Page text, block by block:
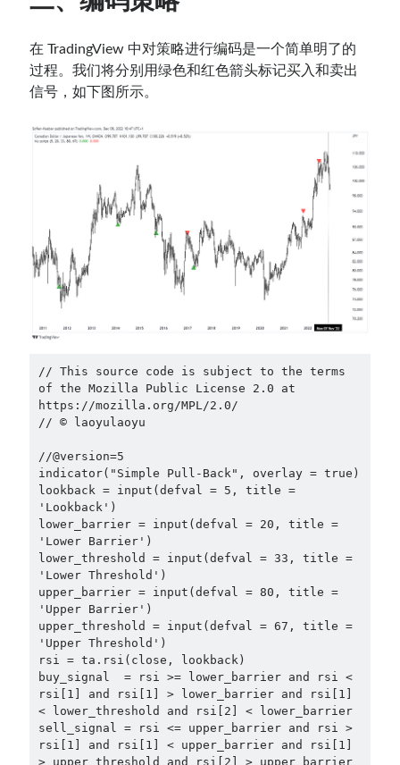
在 TradingView 中对策略进行编码是一个简单明了的
过程。我们将分别用绿色和红色箭头标记买入和卖出
信号，如下图所示。
// This source code is subject to the terms
of the Mozilla Public License 2.0 at
https://mozilla.org/MPL/2.0/
// © laoyulaoyu
//@version=5
indicator("Simple Pull-Back", overlay = true)
lookback = input(defval = 5, title =
'Lookback')
lower_barrier = input(defval = 20, title =
'Lower Barrier')
lower_threshold = input(defval = 33, title =
'Lower Threshold')
upper_barrier = input(defval = 80, title =
'Upper Barrier')
upper_threshold = input(defval = 67, title =
'Upper Threshold')
rsi = ta.rsi(close, lookback)
buy_signal  = rsi >= lower_barrier and rsi <
rsi[1] and rsi[1] > lower_barrier and rsi[1]
< lower_threshold and rsi[2] < lower_barrier
sell_signal = rsi <= upper_barrier and rsi >
rsi[1] and rsi[1] < upper_barrier and rsi[1]
> upper_threshold and rsi[2] > upper_barrier